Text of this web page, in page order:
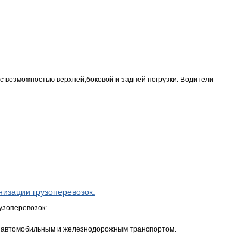
верхней,боковой и задней погрузки. Водители
грузоперевозок:
и железнодорожным транспортом.